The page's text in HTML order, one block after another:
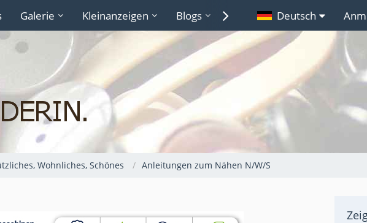
Galerie Kleinanzeigen Blogs Lexikon Links
Deutsch
Wohnliches, Schönes Anleitungen zum Nähen N/W/S